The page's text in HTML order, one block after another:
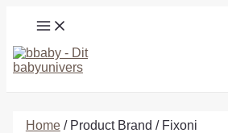
MAIN
MENU
Home/ Product Brand / Fixoni